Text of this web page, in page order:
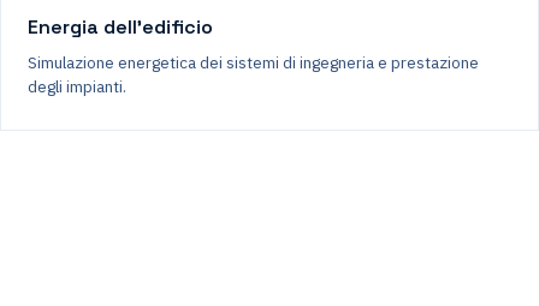
Energia dell'edificio
Simulazione energetica dei sistemi di ingegneria e prestazione
degli impianti.